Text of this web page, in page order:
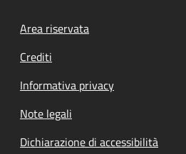
Footer menu
Area riservata
Crediti
Informativa privacy
Note legali
Dichiarazione di accessibilità